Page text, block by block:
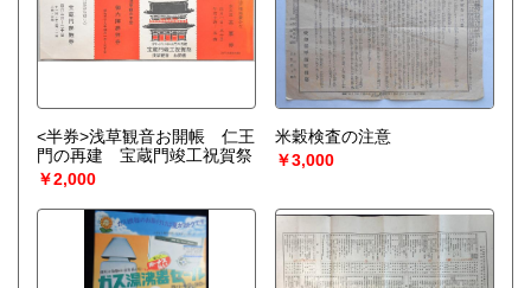
<半券>浅草観音お開帳 仁王
門の再建 宝蔵門竣工祝賀祭
￥2,000
米穀検査の注意
￥3,000